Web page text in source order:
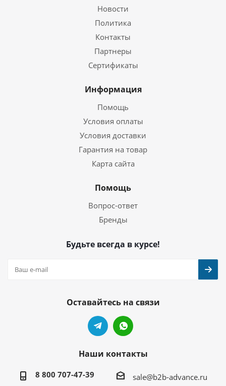
Новости
Политика
Контакты
Партнеры
Сертификаты
Информация
Помощь
Условия оплаты
Условия доставки
Гарантия на товар
Карта сайта
Помощь
Вопрос-ответ
Бренды
Будьте всегда в курсе!
Оставайтесь на связи
Наши контакты
8 800 707-47-39 sale@b2b-advance.ru